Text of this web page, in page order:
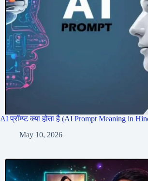
AI प्रॉम्प्ट क्या होता है (AI Prompt Meaning in
May 10, 2026